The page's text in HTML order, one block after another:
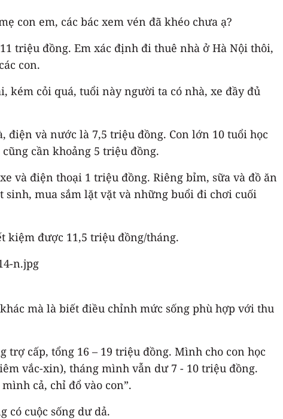
con em, các bác xem vén đã khéo chưa ạ?
triệu đồng. Em xác định đi thuê nhà ở Hà Nội thôi,
con.
cỏi quá, tuổi này người ta có nhà, xe đầy đủ
và nước là 7,5 triệu đồng. Con lớn 10 tuổi học
cần khoảng 5 triệu đồng.
và điện thoại 1 triệu đồng. Riêng bỉm, sữa và đồ ăn
mua sắm lặt vặt và những buổi đi chơi cuối
kiệm được 11,5 triệu đồng/tháng.
mà là biết điều chỉnh mức sống phù hợp với thu
cấp, tổng 16 – 19 triệu đồng. Mình cho con học
vắc-xin), tháng mình vẫn dư 7 - 10 triệu đồng.
cả, chỉ đổ vào con”.
có cuộc sống dư dả.